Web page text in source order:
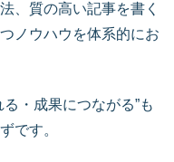
、質の高い記事を書く
ノウハウを体系的にお
・成果につながる”も
です。